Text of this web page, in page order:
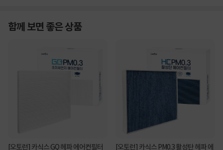
함께 보면 좋은 상품
[오토런] 카식스 GQ 헤파 에어컨필터
[오토런] 카식스 PM0.3 활성탄 헤파 에